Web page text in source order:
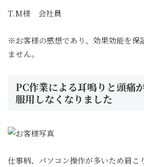
T.M様 会社員
※お客様の感想であり、効果効能を保
ません。
PC作業による耳鳴りと頭痛
服用しなくなりました
仕事柄、パソコン操作が多いため肩こ